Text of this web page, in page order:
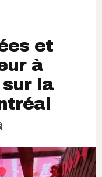
et
à
la